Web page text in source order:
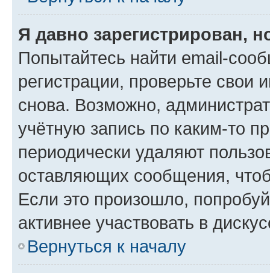
Я давно зарегистрирован,
Попытайтесь найти email-
регистрации, проверьте свои
снова. Возможно,
учётную запись по каким-то
периодически удаляют
оставляющих сообщения,
Если это произошло,
активнее участвовать в
Вернуться к началу